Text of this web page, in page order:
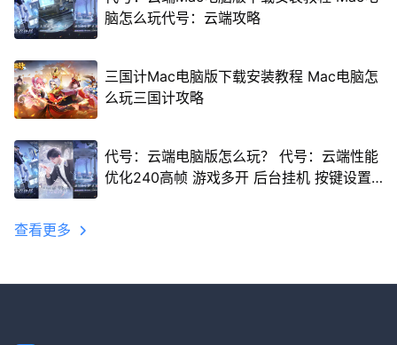
脑怎么玩代号：云端攻略
三国计Mac电脑版下载安装教程 Mac电脑怎
么玩三国计攻略
代号：云端电脑版怎么玩？ 代号：云端性能
优化240高帧 游戏多开 后台挂机 按键设置
查看更多